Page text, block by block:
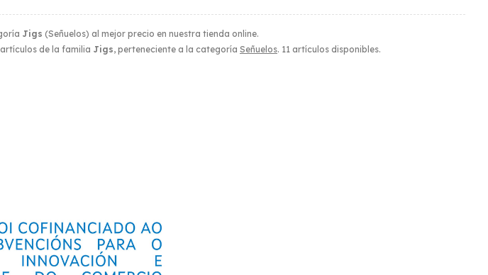
Jigs (Señuelos) al mejor precio en nuestra tienda online.
de la familia Jigs, perteneciente a la categoría Señuelos. 11 artículos disponibles.